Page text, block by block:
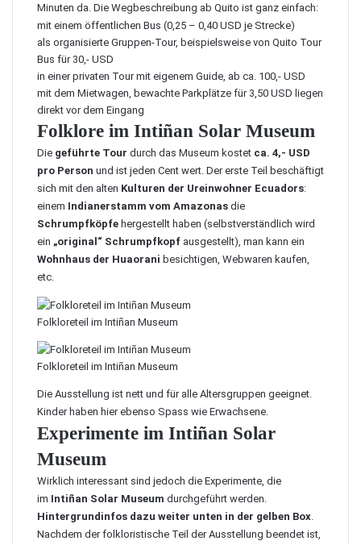
Minuten da. Die Wegbeschreibung ab Quito ist ganz einfach:
mit einem öffentlichen Bus (0,25 – 0,40 USD je Strecke)
als organisierte Gruppen-Tour, beispielsweise von Quito Tour
Bus für 30,- USD
in einer privaten Tour mit eigenem Guide, ab ca. 100,- USD
mit dem Mietwagen, bewachte Parkplätze für 3,50 USD liegen
direkt vor dem Eingang
Folklore im Intiñan Solar Museum
Die geführte Tour durch das Museum kostet ca. 4,- USD
pro Person und ist jeden Cent wert. Der erste Teil beschäftigt
sich mit den alten Kulturen der Ureinwohner Ecuadors:
einem Indianerstamm vom Amazonas die
Schrumpfköpfe hergestellt haben (selbstverständlich wird
ein „original“ Schrumpfkopf ausgestellt), man kann ein
Wohnhaus der Huaorani besichtigen, Webwaren kaufen,
etc.
Folkloreteil im Intiñan Museum
Folkloreteil im Intiñan Museum
Die Ausstellung ist nett und für alle Altersgruppen geeignet.
Kinder haben hier ebenso Spass wie Erwachsene.
Experimente im Intiñan Solar
Museum
Wirklich interessant sind jedoch die Experimente, die
im Intiñan Solar Museum durchgeführt werden.
Hintergrundinfos dazu weiter unten in der gelben Box.
Nachdem der folkloristische Teil der Ausstellung beendet ist,